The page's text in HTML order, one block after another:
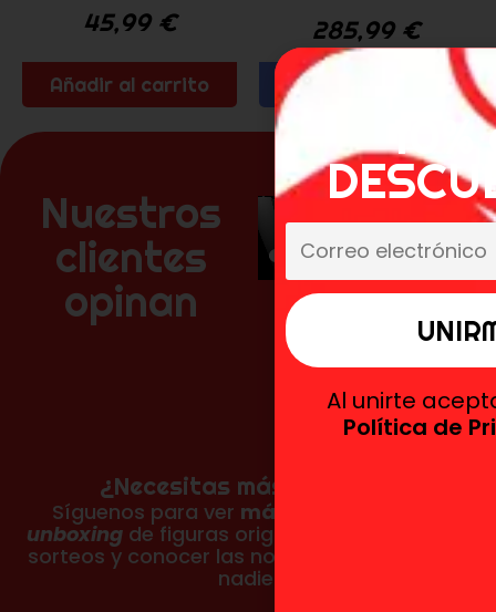
45,99 €
Añadir al carrito
285,99 €
Nuestros
clientes
opinan
¿Necesitas más reseñas?
Síguenos para ver más fotos, vídeos y
unboxing de figuras originales, participar en
sorteos y conocer las novedades antes que
nadie.
10%
Al unirte
Política de